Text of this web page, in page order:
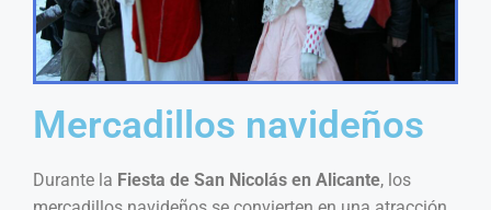
Mercadillos navideños
Durante la Fiesta de San Nicolás en Alicante, los